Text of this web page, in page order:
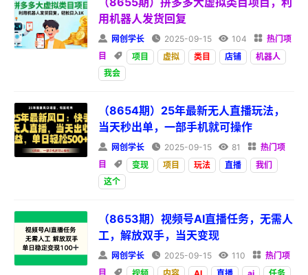
用机器人发货回复
 网创学长  2025-09-15  104  热门项
目
 项目 虚拟 类目 店铺
机器人
我会
（8654期）25年最新无人直播玩法，
当天秒出单，一部手机就可操作
 网创学长  2025-09-15  81  热门项
目
 变现 项目 玩法 直播
我们
这个
（8653期）视频号AI直播任务，无需人
工，解放双手，当天变现
 网创学长  2025-09-15  110  热门项
目
